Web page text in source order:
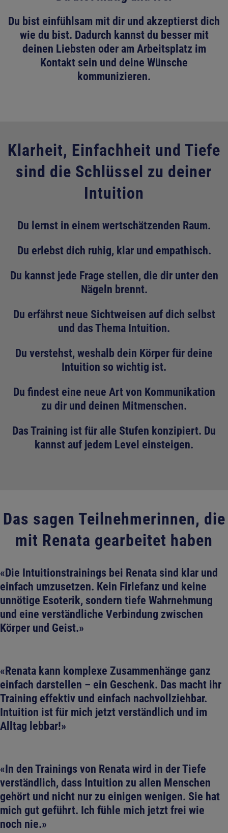
Du bist einfühlsam mit dir und akzeptierst dich
wie du bist. Dadurch kannst du besser mit
deinen Liebsten oder am Arbeitsplatz im
Kontakt sein und deine Wünsche
kommunizieren.
Klarheit, Einfachheit und Tiefe
sind die Schlüssel zu deiner
Intuition
Du lernst in einem wertschätzenden Raum.
Du erlebst dich ruhig, klar und empathisch.
Du kannst jede Frage stellen, die dir unter den
Nägeln brennt.
Du erfährst neue Sichtweisen auf dich selbst
und das Thema Intuition.
Du verstehst, weshalb dein Körper für deine
Intuition so wichtig ist.
Du findest eine neue Art von Kommunikation
zu dir und deinen Mitmenschen.
Das Training ist für alle Stufen konzipiert. Du
kannst auf jedem Level einsteigen.
Das sagen Teilnehmerinnen, die
mit Renata gearbeitet haben
«Die Intuitionstrainings bei Renata sind klar und
einfach umzusetzen. Kein Firlefanz und keine
unnötige Esoterik, sondern tiefe Wahrnehmung
und eine verständliche Verbindung zwischen
Körper und Geist.»
«Renata kann komplexe Zusammenhänge ganz
einfach darstellen – ein Geschenk. Das macht ihr
Training effektiv und einfach nachvollziehbar.
Intuition ist für mich jetzt verständlich und im
Alltag lebbar!»
«In den Trainings von Renata wird in der Tiefe
verständlich, dass Intuition zu allen Menschen
gehört und nicht nur zu einigen wenigen. Sie hat
mich gut geführt. Ich fühle mich jetzt frei wie
noch nie.»